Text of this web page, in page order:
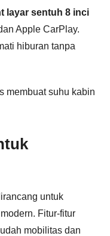
layar sentuh 8 inci
Apple CarPlay.
hiburan tanpa
membuat suhu kabin
untuk
Fitur-fitur
mobilitas dan